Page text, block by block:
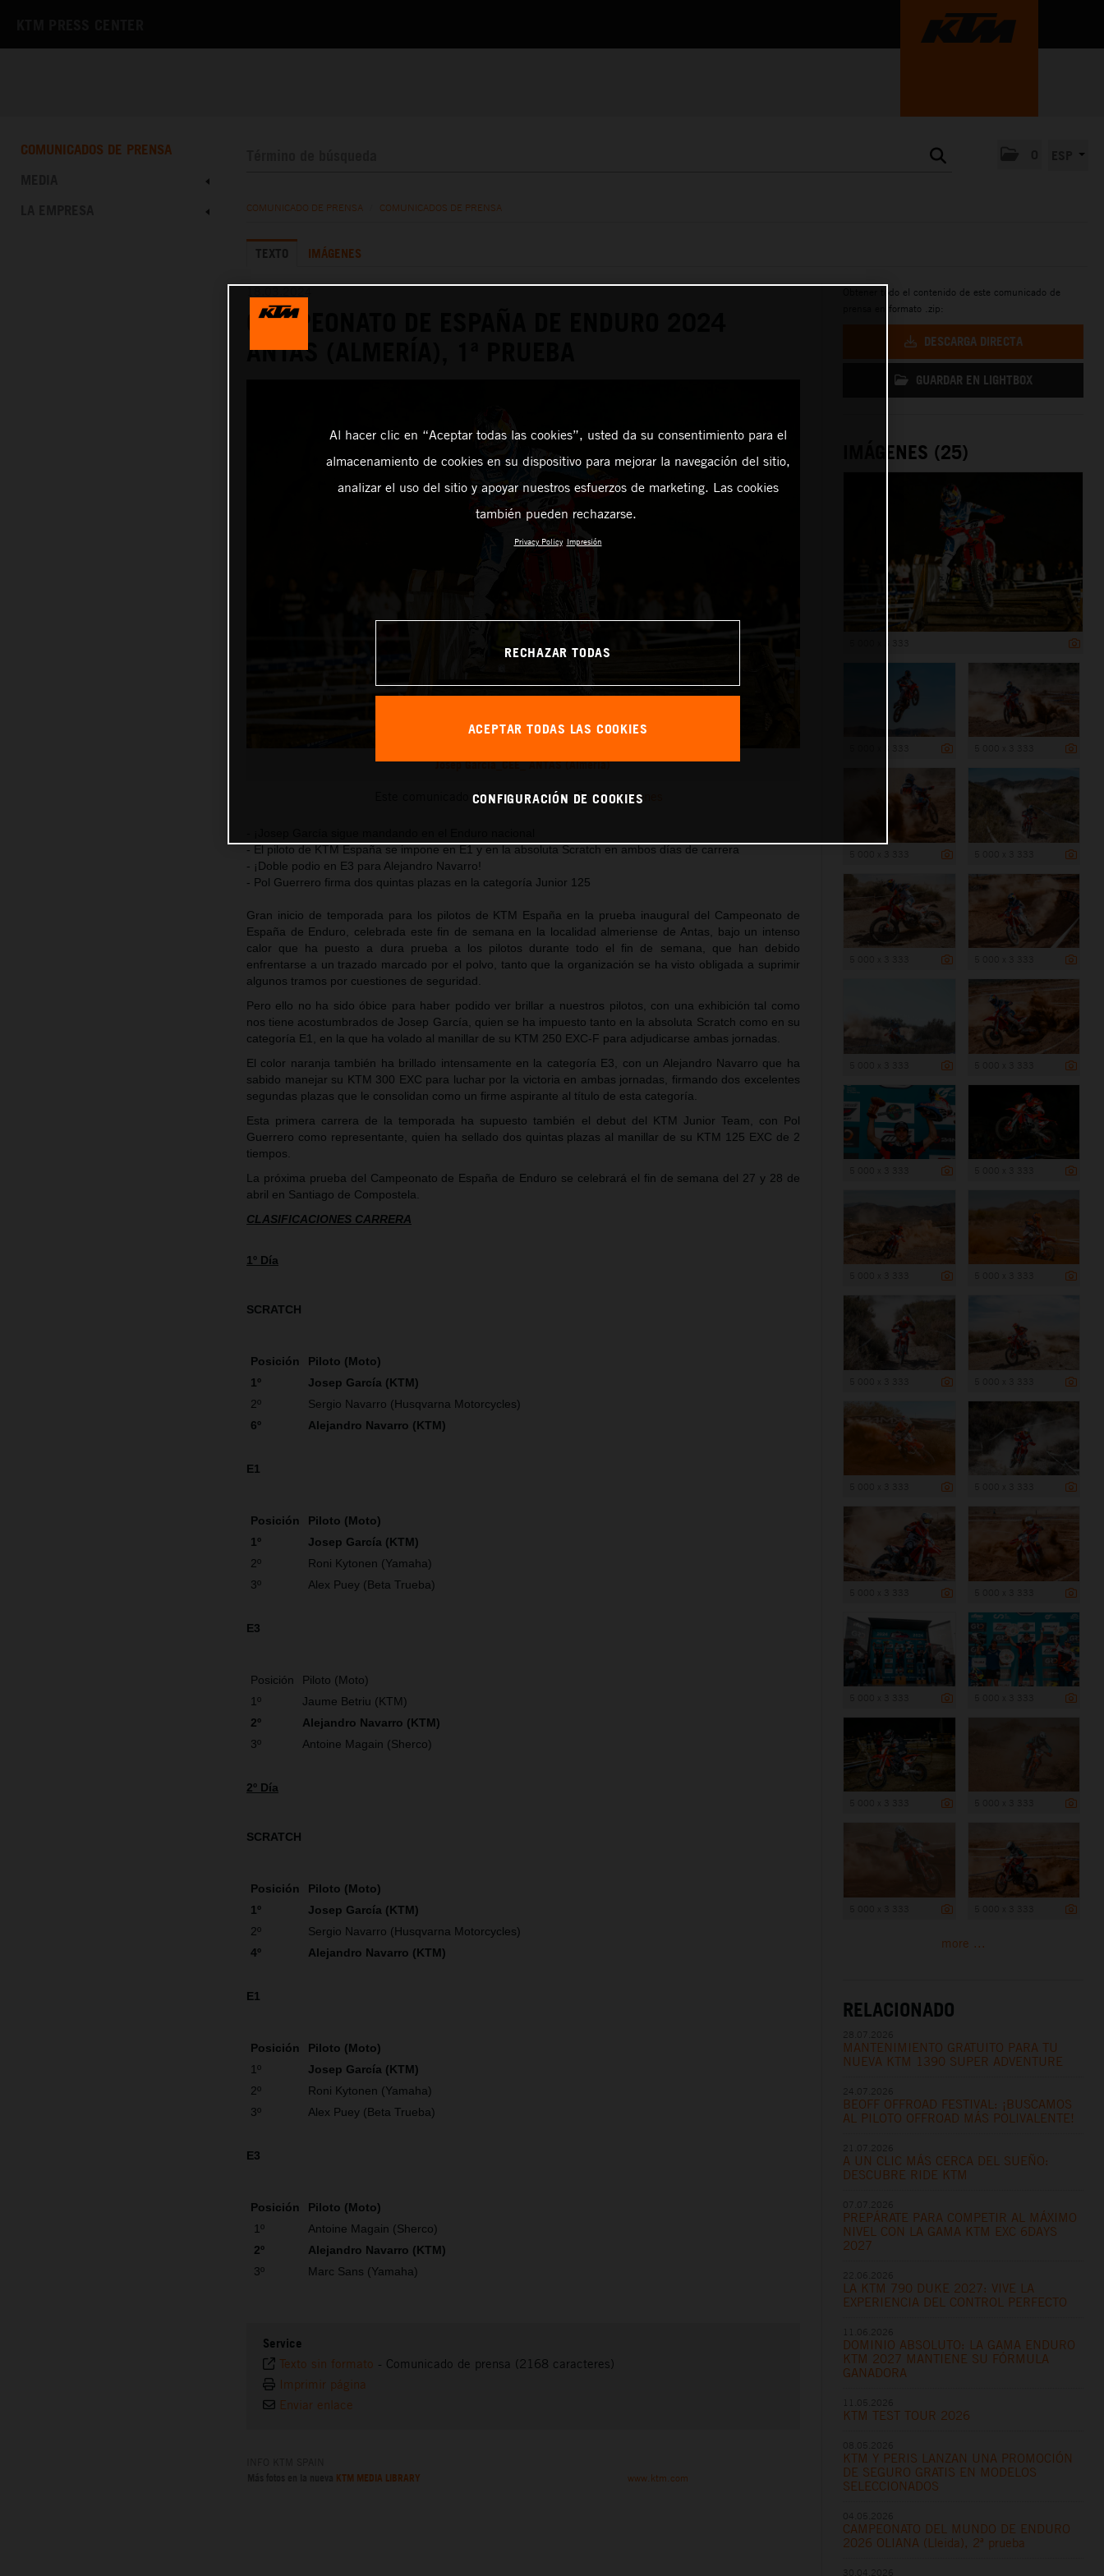
COMUNICADOS DE PRENSA
COMUNICADO DE PRENSA COMUNICADOS DE PRENSA
TEXTO IMÁGENES
CAMPEONATO DE ESPAÑA DE ENDURO 2024
ANTAS (ALMERÍA), 1ª PRUEBA
Josep García_CEE_ ANTAS (Almería)
Este comunicado de prensa tiene: 25 Imágenes
- El piloto de KTM España se impone en E1 y en la absoluta Scratch en ambos días de carrera
- ¡Doble podio en E3 para Alejandro Navarro!
- Pol Guerrero firma dos quintas plazas en la categoría Junior 125
Gran inicio de temporada para los pilotos de KTM España en la prueba inaugural del Campeonato de
España de Enduro, celebrada este fin de semana en la localidad almeriense de Antas, bajo un intenso
calor que ha puesto a dura prueba a los pilotos durante todo el fin de semana, que han debido
enfrentarse a un trazado marcado por el polvo, tanto que la organización se ha visto obligada a suprimir
algunos tramos por cuestiones de seguridad.
Pero ello no ha sido óbice para haber podido ver brillar a nuestros pilotos, con una exhibición tal como
nos tiene acostumbrados de Josep García, quien se ha impuesto tanto en la absoluta Scratch como en su
categoría E1, en la que ha volado al manillar de su KTM 250 EXC-F para adjudicarse ambas jornadas.
El color naranja también ha brillado intensamente en la categoría E3, con un Alejandro Navarro que ha
sabido manejar su KTM 300 EXC para luchar por la victoria en ambas jornadas, firmando dos excelentes
segundas plazas que le consolidan como un firme aspirante al título de esta categoría.
Esta primera carrera de la temporada ha supuesto también el debut del KTM Junior Team, con Pol
Guerrero como representante, quien ha sellado dos quintas plazas al manillar de su KTM 125 EXC de 2
tiempos.
La próxima prueba del Campeonato de España de Enduro se celebrará el fin de semana del 27 y 28 de
abril en Santiago de Compostela.
CLASIFICACIONES CARRERA
1º Día
SCRATCH
Posición
Piloto (Moto)
1º
Josep García (KTM)
2º
Sergio Navarro (Husqvarna Motorcycles)
6º
Alejandro Navarro (KTM)
E1
Posición
Piloto (Moto)
1º
Josep García (KTM)
2º
Roni Kytonen (Yamaha)
3º
Alex Puey (Beta Trueba)
E3
Posición
Piloto (Moto)
1º
Jaume Betriu (KTM)
2º
Alejandro Navarro (KTM)
3º
Antoine Magain (Sherco)
2º Día
SCRATCH
Posición
Piloto (Moto)
1º
Josep García (KTM)
2º
Sergio Navarro (Husqvarna Motorcycles)
4º
Alejandro Navarro (KTM)
E1
Posición
Piloto (Moto)
1º
Josep García (KTM)
2º
Roni Kytonen (Yamaha)
3º
Alex Puey (Beta Trueba)
E3
Posición
Piloto (Moto)
1º
Antoine Magain (Sherco)
2º
Alejandro Navarro (KTM)
3º
Marc Sans (Yamaha)
Service
Texto sin formato - Comunicado de prensa (2168 caracteres)
Imprimir página
Enviar enlace
KTM MEDIA LIBRARY www.ktm.com
Obtener todo el contenido de este comunicado de
prensa en formato .zip:
DESCARGA DIRECTA
GUARDAR EN LIGHTBOX
IMÁGENES (25)
more ...
RELACIONADO
MANTENIMIENTO GRATUITO PARA TU
NUEVA KTM 1390 SUPER ADVENTURE
BEOFF OFFROAD FESTIVAL: ¡BUSCAMOS
AL PILOTO OFFROAD MÁS POLIVALENTE!
A UN CLIC MÁS CERCA DEL SUEÑO:
DESCUBRE RIDE KTM
PREPÁRATE PARA COMPETIR AL MÁXIMO
NIVEL CON LA GAMA KTM EXC 6DAYS
2027
LA KTM 790 DUKE 2027: VIVE LA
EXPERIENCIA DEL CONTROL PERFECTO
DOMINIO ABSOLUTO: LA GAMA ENDURO
KTM 2027 MANTIENE SU FÓRMULA
GANADORA
KTM TEST TOUR 2026
KTM Y PERIS LANZAN UNA PROMOCIÓN
DE SEGURO GRATIS EN MODELOS
SELECCIONADOS
CAMPEONATO DEL MUNDO DE ENDURO
2026 OLIANA (Lleida), 2ª prueba
Al hacer clic en “Aceptar todas las cookies”, usted da su consentimiento para el
almacenamiento de cookies en su dispositivo para mejorar la navegación del sitio,
analizar el uso del sitio y apoyar nuestros esfuerzos de marketing. Las cookies
también pueden rechazarse.
Privacy Policy Impresión
RECHAZAR TODAS
ACEPTAR TODAS LAS COOKIES
CONFIGURACIÓN DE COOKIES